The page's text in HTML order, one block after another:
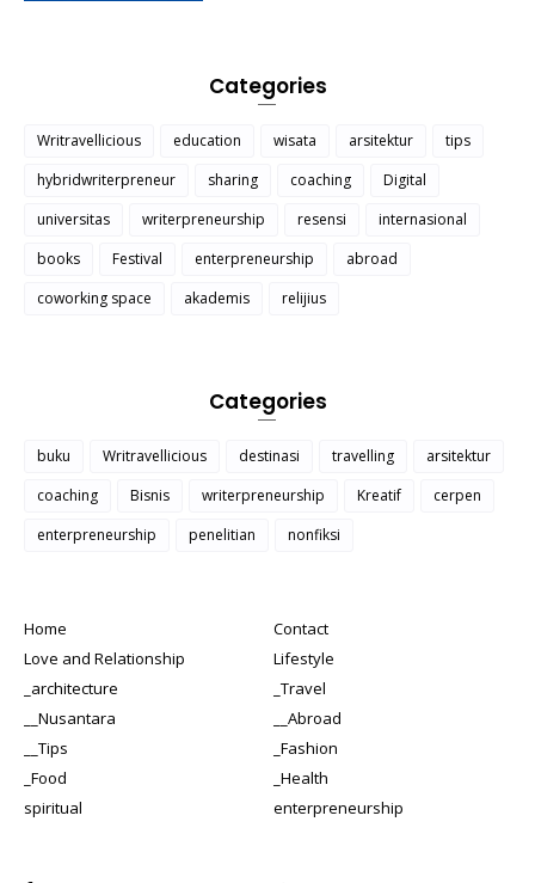
Categories
Writravellicious education wisata arsitektur
tips
hybridwriterpreneur
sharing coaching
Digital
universitas
writerpreneurship resensi
internasional
books
Festival enterpreneurship
abroad
coworking space
akademis relijius
Categories
buku Writravellicious destinasi travelling
arsitektur
coaching
Bisnis writerpreneurship Kreatif
cerpen
enterpreneurship
penelitian nonfiksi
Home
Contact
Love and Relationship
Lifestyle
_architecture
_Travel
__Nusantara
__Abroad
__Tips
_Fashion
_Food
_Health
spiritual
enterpreneurship